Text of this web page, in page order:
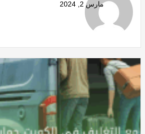
مارس 2, 2024